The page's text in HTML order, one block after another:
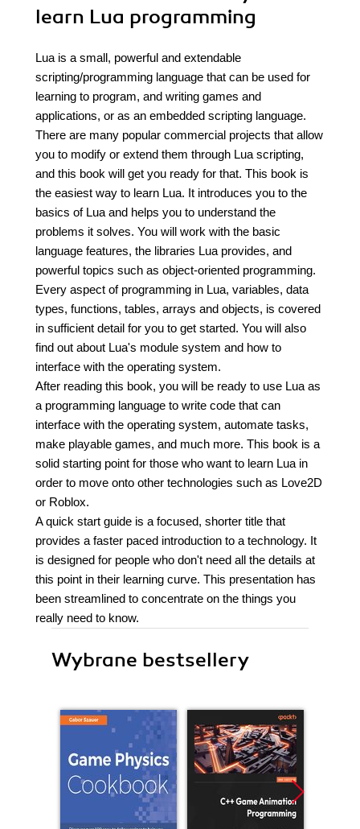
learn Lua programming
Lua is a small, powerful and extendable
scripting/programming language that can be used for
learning to program, and writing games and
applications, or as an embedded scripting language.
There are many popular commercial projects that allow
you to modify or extend them through Lua scripting,
and this book will get you ready for that. This book is
the easiest way to learn Lua. It introduces you to the
basics of Lua and helps you to understand the
problems it solves. You will work with the basic
language features, the libraries Lua provides, and
powerful topics such as object-oriented programming.
Every aspect of programming in Lua, variables, data
types, functions, tables, arrays and objects, is covered
in sufficient detail for you to get started. You will also
find out about Lua's module system and how to
interface with the operating system.
After reading this book, you will be ready to use Lua as
a programming language to write code that can
interface with the operating system, automate tasks,
make playable games, and much more. This book is a
solid starting point for those who want to learn Lua in
order to move onto other technologies such as Love2D
or Roblox.
A quick start guide is a focused, shorter title that
provides a faster paced introduction to a technology. It
is designed for people who don't need all the details at
this point in their learning curve. This presentation has
been streamlined to concentrate on the things you
really need to know.
Wybrane bestsellery